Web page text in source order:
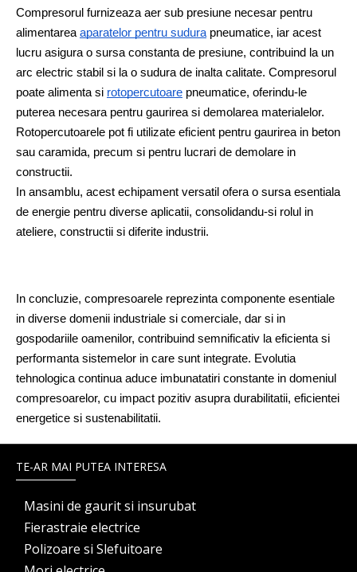
Compresorul furnizeaza aer sub presiune necesar pentru
alimentarea aparatelor pentru sudura pneumatice, iar acest
lucru asigura o sursa constanta de presiune, contribuind la un
arc electric stabil si la o sudura de inalta calitate. Compresorul
poate alimenta si rotopercutoare pneumatice, oferindu-le
puterea necesara pentru gaurirea si demolarea materialelor.
Rotopercutoarele pot fi utilizate eficient pentru gaurirea in beton
sau caramida, precum si pentru lucrari de demolare in
constructii.
In ansamblu, acest echipament versatil ofera o sursa esentiala
de energie pentru diverse aplicatii, consolidandu-si rolul in
ateliere, constructii si diferite industrii.
In concluzie, compresoarele reprezinta componente esentiale
in diverse domenii industriale si comerciale, dar si in
gospodariile oamenilor, contribuind semnificativ la eficienta si
performanta sistemelor in care sunt integrate. Evolutia
tehnologica continua aduce imbunatatiri constante in domeniul
compresoarelor, cu impact pozitiv asupra durabilitatii, eficientei
energetice si sustenabilitatii.
TE-AR MAI PUTEA INTERESA
Masini de gaurit si insurubat
Fierastraie electrice
Polizoare si Slefuitoare